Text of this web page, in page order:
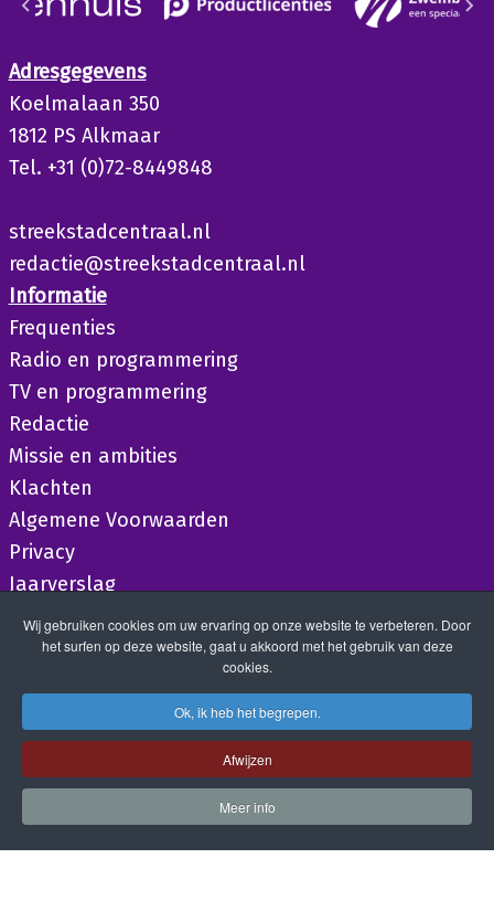
Adresgegevens
Koelmalaan 350
1812 PS Alkmaar
Tel. +31 (0)72-8449848
streekstadcentraal.nl
redactie@streekstadcentraal.nl
Informatie
Frequenties
Radio en programmering
TV en programmering
Redactie
Missie en ambities
Klachten
Algemene Voorwaarden
Privacy
Jaarverslag
Wij gebruiken cookies om uw ervaring op onze website te verbeteren. Door
het surfen op deze website, gaat u akkoord met het gebruik van deze
cookies.
Ok, ik heb het begrepen.
Afwijzen
Meer info